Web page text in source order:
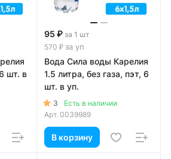
шт. в
95 ₽ за 1 шт
570 ₽ за уп
Вода Сила воды Карелия
1.5 литра, без газа, пэт, 6
шт. в уп.
3
Есть в наличии
Арт. 0039989
В корзину